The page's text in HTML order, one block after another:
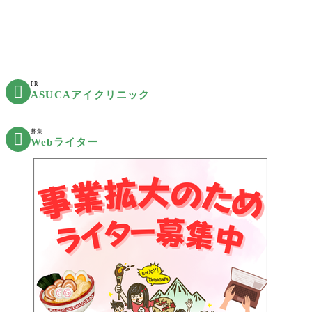
 PR
ASUCAアイクリニック
 募集
Webライター